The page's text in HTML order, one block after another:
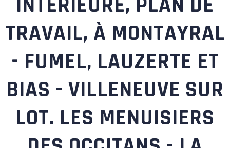
TRAVAIL, À MONTAYRAL
- FUMEL, LAUZERTE ET
BIAS - VILLENEUVE SUR
LOT. LES MENUISIERS